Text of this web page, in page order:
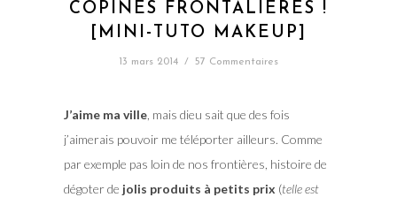
COPINES FRONTALIÈRES !
[MINI-TUTO MAKEUP]
13 mars 2014 / 57 Commentaires
J’aime ma ville, mais dieu sait que des fois
j’aimerais pouvoir me téléporter ailleurs. Comme
par exemple pas loin de nos frontières, histoire de
dégoter de jolis produits à petits prix (telle est